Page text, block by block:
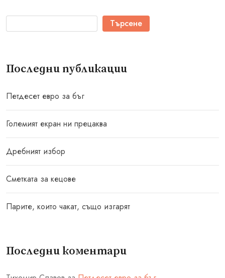
Търсене
Последни публикации
Петдесет евро за бъг
Големият екран ни прецаква
Дребният избор
Сметката за кецове
Парите, които чакат, също изгарят
Последни коментари